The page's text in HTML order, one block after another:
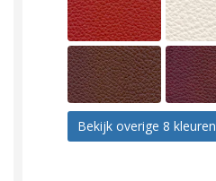
Bekijk overige 8 kleuren